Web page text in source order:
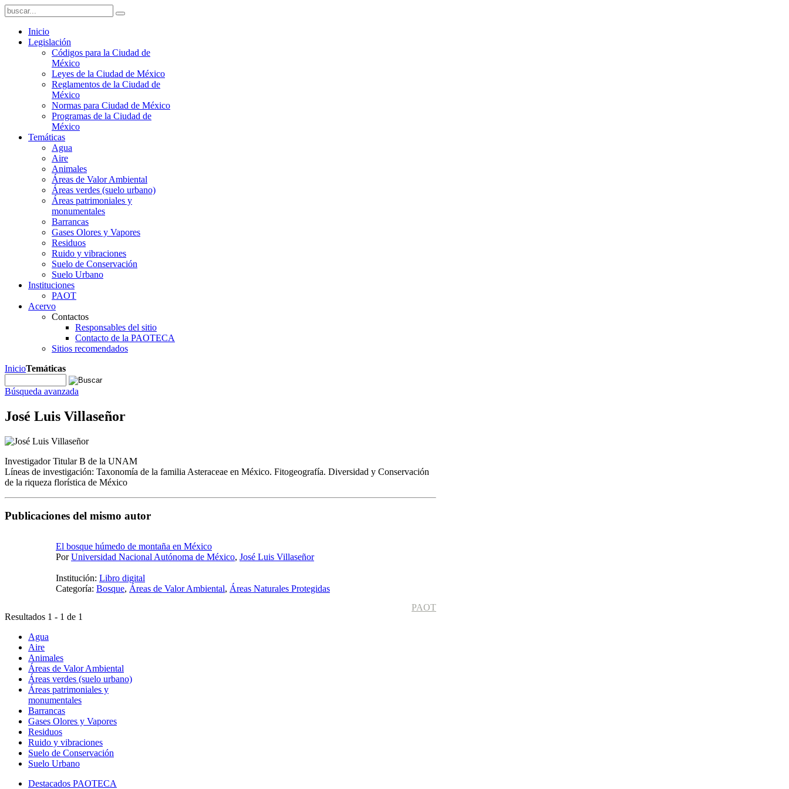
Inicio
Legislación
Códigos para la Ciudad de
México
Leyes de la Ciudad de México
Reglamentos de la Ciudad de
México
Normas para Ciudad de México
Programas de la Ciudad de
México
Temáticas
Agua
Aire
Animales
Áreas de Valor Ambiental
Áreas verdes (suelo urbano)
Áreas patrimoniales y
monumentales
Barrancas
Gases Olores y Vapores
Residuos
Ruido y vibraciones
Suelo de Conservación
Suelo Urbano
Instituciones
PAOT
Acervo
Contactos
Responsables del sitio
Contacto de la PAOTECA
Sitios recomendados
InicioTemáticas
Búsqueda avanzada
José Luis Villaseñor
Investigador Titular B de la UNAM
Líneas de investigación: Taxonomía de la familia Asteraceae en México. Fitogeografía. Diversidad y Conservación
de la riqueza florística de México
Publicaciones del mismo autor
El bosque húmedo de montaña en México
PorUniversidad Nacional Autónoma de México, José Luis Villaseñor
Institución: Libro digital
Categoría: Bosque, Áreas de Valor Ambiental, Áreas Naturales Protegidas
PAOT
Resultados 1 - 1 de 1
Agua
Aire
Animales
Áreas de Valor Ambiental
Áreas verdes (suelo urbano)
Áreas patrimoniales y
monumentales
Barrancas
Gases Olores y Vapores
Residuos
Ruido y vibraciones
Suelo de Conservación
Suelo Urbano
Destacados PAOTECA